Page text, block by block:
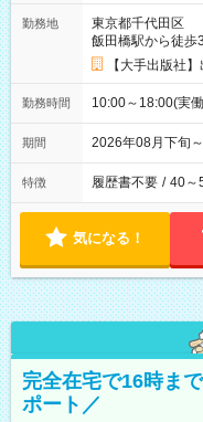
勤務地
東京都千代田区
飯田橋駅から徒歩
【大手出版社
勤務時間 10:00～18:00(実
期間 2026年08月下旬
特徴 履歴書不要 / 40～
気になる！
完全在宅で16時ま
ポート／